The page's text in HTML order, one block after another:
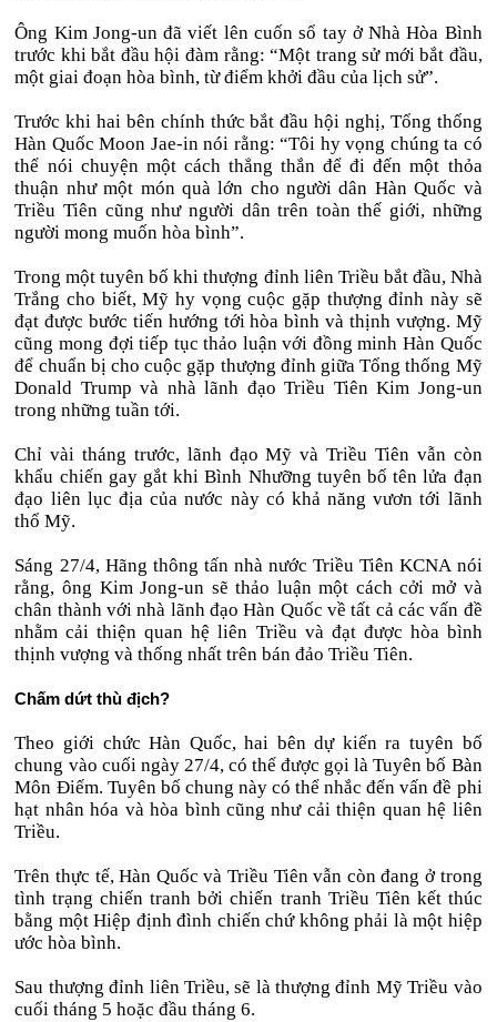
Ông Kim Jong-un đã viết lên cuốn sổ tay ở Nhà Hòa Bình
trước khi bắt đầu hội đàm rằng: “Một trang sử mới bắt đầu,
một giai đoạn hòa bình, từ điểm khởi đầu của lịch sử”.
Trước khi hai bên chính thức bắt đầu hội nghị, Tổng thống
Hàn Quốc Moon Jae-in nói rằng: “Tôi hy vọng chúng ta có
thể nói chuyện một cách thẳng thắn để đi đến một thỏa
thuận như một món quà lớn cho người dân Hàn Quốc và
Triều Tiên cũng như người dân trên toàn thế giới, những
người mong muốn hòa bình”.
Trong một tuyên bố khi thượng đỉnh liên Triều bắt đầu, Nhà
Trắng cho biết, Mỹ hy vọng cuộc gặp thượng đỉnh này sẽ
đạt được bước tiến hướng tới hòa bình và thịnh vượng. Mỹ
cũng mong đợi tiếp tục thảo luận với đồng minh Hàn Quốc
để chuẩn bị cho cuộc gặp thượng đỉnh giữa Tổng thống Mỹ
Donald Trump và nhà lãnh đạo Triều Tiên Kim Jong-un
trong những tuần tới.
Chỉ vài tháng trước, lãnh đạo Mỹ và Triều Tiên vẫn còn
khẩu chiến gay gắt khi Bình Nhưỡng tuyên bố tên lửa đạn
đạo liên lục địa của nước này có khả năng vươn tới lãnh
thổ Mỹ.
Sáng 27/4, Hãng thông tấn nhà nước Triều Tiên KCNA nói
rằng, ông Kim Jong-un sẽ thảo luận một cách cởi mở và
chân thành với nhà lãnh đạo Hàn Quốc về tất cả các vấn đề
nhằm cải thiện quan hệ liên Triều và đạt được hòa bình
thịnh vượng và thống nhất trên bán đảo Triều Tiên.
Chấm dứt thù địch?
Theo giới chức Hàn Quốc, hai bên dự kiến ra tuyên bố
chung vào cuối ngày 27/4, có thể được gọi là Tuyên bố Bàn
Môn Điếm. Tuyên bố chung này có thể nhắc đến vấn đề phi
hạt nhân hóa và hòa bình cũng như cải thiện quan hệ liên
Triều.
Trên thực tế, Hàn Quốc và Triều Tiên vẫn còn đang ở trong
tình trạng chiến tranh bởi chiến tranh Triều Tiên kết thúc
bằng một Hiệp định đình chiến chứ không phải là một hiệp
ước hòa bình.
Sau thượng đỉnh liên Triều, sẽ là thượng đỉnh Mỹ Triều vào
cuối tháng 5 hoặc đầu tháng 6.